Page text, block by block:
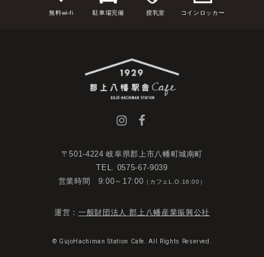
無料wi-fi 駐車場完備 授乳室 コインロッカー
〒501-4224 岐阜県郡上市八幡町城南町
TEL. 0575-67-9039
営業時間 9:00～17:00 （カフェL.O.16:00）
運営： 一般財団法人 郡上八幡産業振興公社
© GujoHachiman Station Cafe. All Rights Reserved.